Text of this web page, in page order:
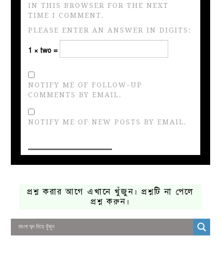
IN THIS BROWSER FOR THE NEXT
TIME I COMMENT.
PLEASE ENTER AN ANSWER IN DIGITS:
1 × two =
NOTIFY ME OF FOLLOW-UP
COMMENTS BY EMAIL.
NOTIFY ME OF NEW POSTS BY EMAIL.
প্রশ্ন করার আগে এখানে খুঁজুন। প্রশ্নটি না পেলে
প্রশ্ন করুন।